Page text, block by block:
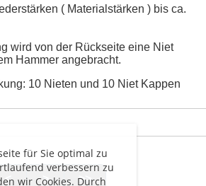
für Sie optimal zu
verbessern zu
wir Cookies. Durch
( Materialstärken ) bis ca.
wird von der Rückseite eine Niet
Hammer angebracht.
10 Nieten und 10 Niet Kappen
< > >>